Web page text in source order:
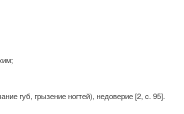
губ, грызение ногтей), недоверие [2, c. 95].